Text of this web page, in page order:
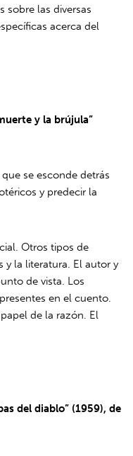
sobre las diversas
acerca del
y la brújula”
se esconde detrás
y predecir la
Otros tipos de
y la literatura. El autor y
de vista. Los
en el cuento.
de la razón. El
del diablo” (1959), de